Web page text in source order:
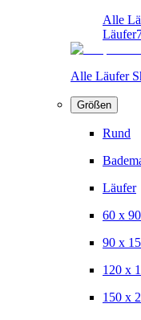
Alle
Läufer
Alle Läufer
Größen
Rund
Läufer
60 x
90 x
120 x
150 x